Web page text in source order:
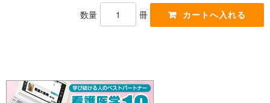
数量 冊